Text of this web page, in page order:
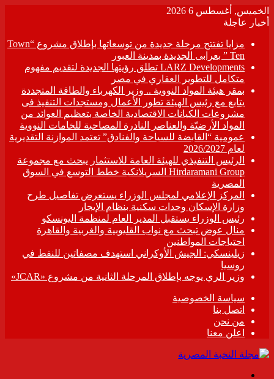
الخميس, أغسطس 6 2026
أخبار عاجلة
مزايا تفتتح مرحلة جديدة من توسعاتها بإطلاق مشروع “Town
Ten ” بعرابى الجديدة بمدينة العبور
LARZ Developments تطلق رؤيتها الجديدة لتقديم مفهوم
متكامل للتطوير العقاري في مصر
بمقر هيئة المواد النووية .. وزير الكهرباء والطاقة المتجددة
يتابع مع رئيس الهيئة تطور الأعمال ومستجدات التنفيذ فى
مشروعات الكيانات الاقتصادية الخاصة بتعظيم العوائد من
المواد الأرضيّة والعناصر النادرة المصاحبة للخامات النووية
عمومية “القابضة للسياحة والفنادق” تعتمد الموازنة التقديرية
لعام 2026/2027
الرئيس التنفيذي للهيئة العامة للاستثمار يبحث مع مجموعة
Hirdaramani Group السريلانكية خطط التوسع في السوق
المصرية
المركز الإعلامي لمجلس الوزراء يستعرض تفاصيل طرح
وزارة الإسكان وحدات سكنية بنظام الإيجار
رئيس الوزراء يستقبل المدير العام لمنظمة اليونسكو
منال عوض تبحث مع نواب القليوبية والغربية والقاهرة
احتياجات المواطنين
زيلينسكي: الجيش الأوكراني استهدف مصفاتين للنفط في
روسيا
وزير الري يوجه بإطلاق المرحلة الثانية من مشروع «JCAR»
سياسة الخصوصية
اتصل بنا
من نحن
اعلن معنا